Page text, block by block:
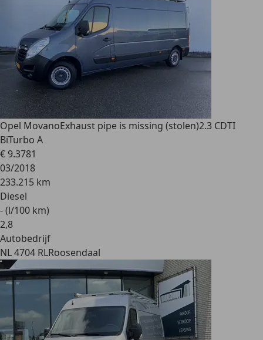
Opel MovanoExhaust pipe is missing (stolen)2.3 CDTI
BiTurbo A
€ 9.3781
03/2018
233.215 km
Diesel
- (l/100 km)
2,8
Autobedrijf
NL 4704 RLRoosendaal